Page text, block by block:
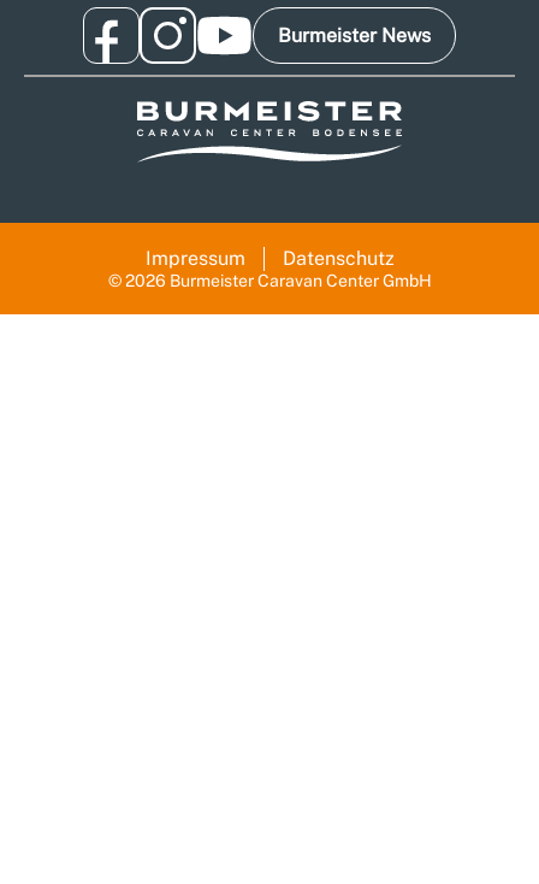
Burmeister News
© 2026 Burmeister Caravan Center GmbH
Impressum Datenschutz